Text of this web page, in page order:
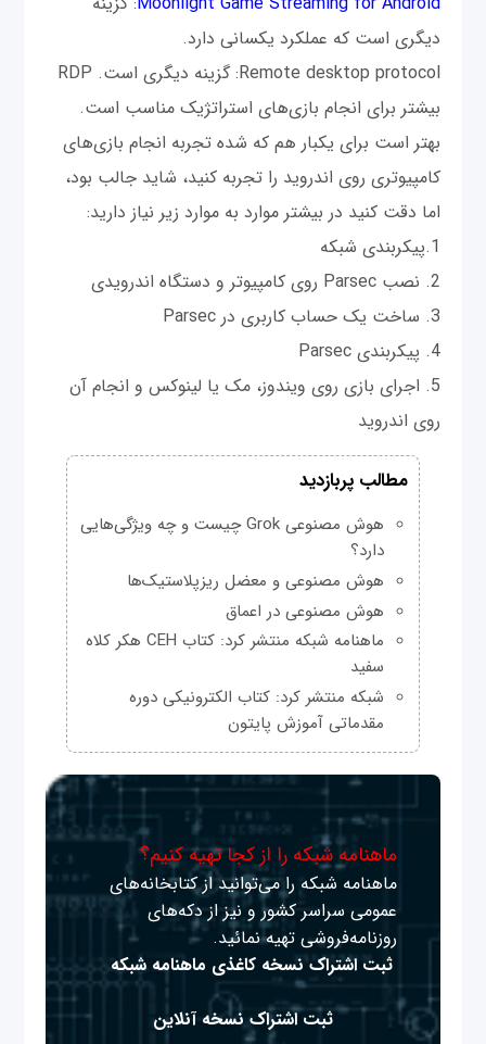
دیگری است که عملکرد یکسانی دارد.
Remote desktop protocol: گزینه دیگری است. RDP
بیشتر برای انجام بازی‌های استراتژیک مناسب است.
بهتر است برای یکبار هم که شده تجربه انجام بازی‌های
کامپیوتری روی اندروید را تجربه کنید، شاید جالب بود،
اما دقت کنید در بیشتر موارد به موارد زیر نیاز دارید:
1.پیکربندی شبکه
2. نصب Parsec روی کامپیوتر و دستگاه اندرویدی
3. ساخت یک حساب کاربری در Parsec
4. پیکربندی Parsec
5. اجرای بازی روی ویندوز، مک یا لینوکس و انجام آن
روی اندروید
مطالب پربازدید
هوش مصنوعی Grok چیست و چه ویژگی‌هایی
دارد؟
هوش مصنوعی و معضل ریزپلاستیک‌ها
هوش مصنوعی در اعماق
ماهنامه شبکه منتشر کرد: کتاب CEH هکر کلاه
سفید
شبکه منتشر کرد: کتاب الکترونیکی دوره
مقدماتی آموزش پایتون
ماهنامه شبکه را از کجا تهیه کنیم؟
ماهنامه شبکه را می‌توانید از کتابخانه‌های
عمومی سراسر کشور و نیز از دکه‌های
روزنامه‌فروشی تهیه نمائید.
ثبت اشتراک نسخه کاغذی ماهنامه شبکه
ثبت اشتراک نسخه آنلاین